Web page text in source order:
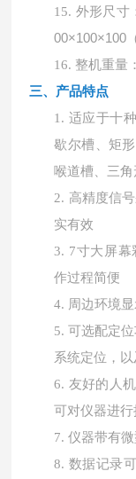
15. 外形尺寸
00×100×100
16. 整机重量：
三、产品特点
1. 适应于十
歇尔槽、矩
喉道槽、三
2. 高精度信
实有效
3. 7寸大屏幕
作过程简便
4. 周边环境
5.可选配定
系统定位，
6. 友好的人
可对仪器进
7.仪器带有
8. 数据记录